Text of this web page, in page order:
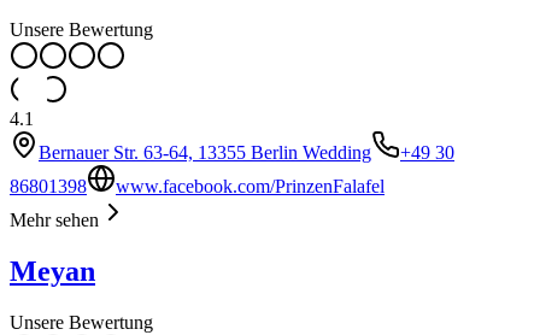
Unsere Bewertung
4.1
Bernauer Str. 63-64, 13355 Berlin Wedding
+49 30
86801398
www.facebook.com/PrinzenFalafel
Mehr sehen
Meyan
Unsere Bewertung